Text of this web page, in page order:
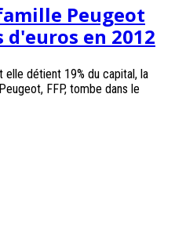
Peugeot
en 2012
détient 19% du capital, la
FFP, tombe dans le